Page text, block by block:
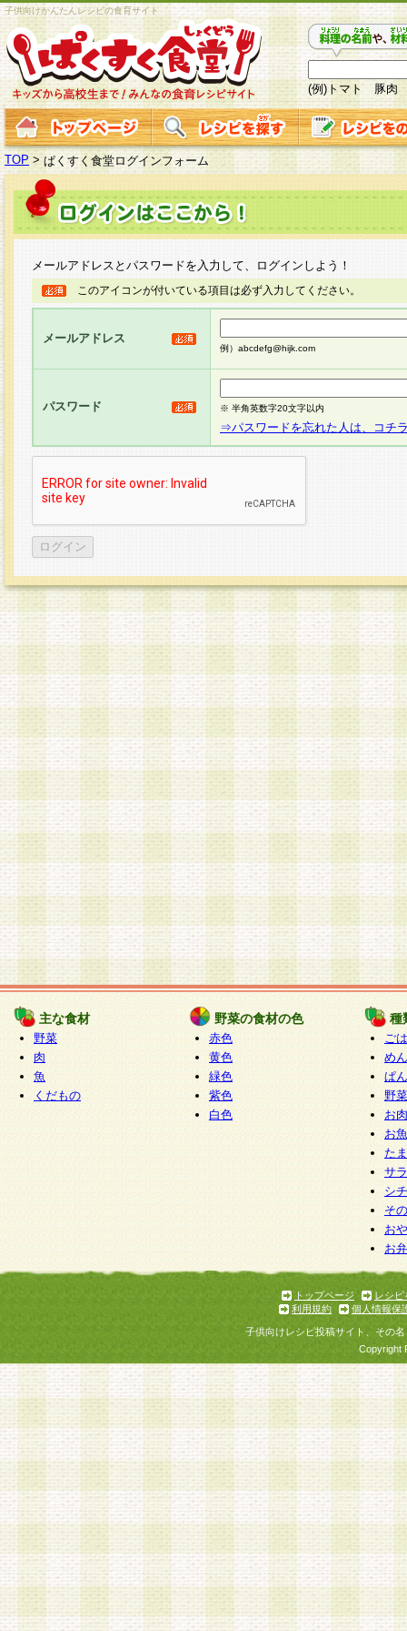
子供向けかんたんレシピの食育サイト
(例)トマト 豚肉
TOP > ぱくすく食堂ログインフォーム
メールアドレスとパスワードを入力して、ログインしよう！
このアイコンが付いている項目は必ず入力してください。
メールアドレス
例）abcdefg@hijk.com
パスワード ※ 半角英数字20文字以内
⇒パスワードを忘れた人は、コチ
主な食材
野菜
肉
魚
くだもの
野菜の食材の色
赤色
黄色
緑色
紫色
白色
種
ご
めん
ぱん
野
お
お
た
サ
シ
そ
お
お
トップページ
レシピ
利用規約
個人情報保
子供向けレシピ投稿サイト、その
Copyright